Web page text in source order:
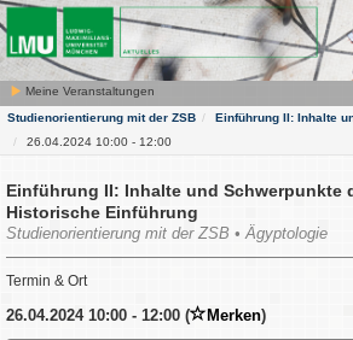
Meine Veranstaltungen
Studienorientierung mit der ZSB
Einführung II: Inhalte
26.04.2024 10:00 - 12:00
Einführung II: Inhalte und Schwerpunkte
Historische Einführung
Studienorientierung mit der ZSB • Ägyptologie
Termin & Ort
26.04.2024 10:00 - 12:00 ( Merken)